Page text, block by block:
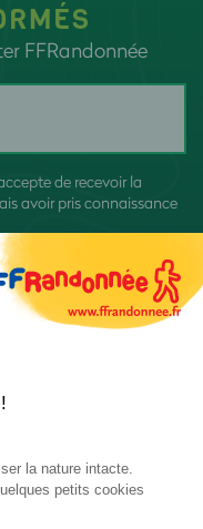
FFRandonnée
de recevoir la
avoir pris connaissance
la nature intacte.
petits cookies